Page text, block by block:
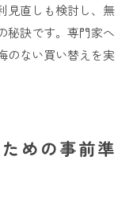
見直しも検討し、無
秘訣です。専門家へ
のない買い替えを実
めの事前準